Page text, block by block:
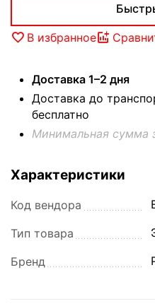
В избранное
Доставка 1–2 дня
Доставка до
бесплатно
Минимальная сумма
Характеристики
Код вендора
Тип товара
Бренд